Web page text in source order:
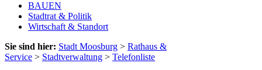
BAUEN
Stadtrat & Politik
Wirtschaft & Standort
Sie sind hier: Stadt Moosburg > Rathaus &
Service > Stadtverwaltung > Telefonliste